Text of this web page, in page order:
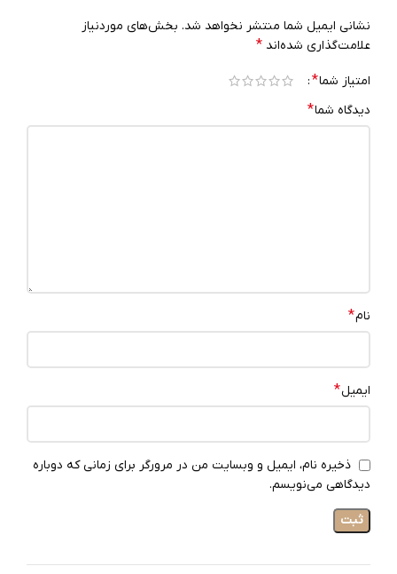
نشانی ایمیل شما منتشر نخواهد شد. بخش‌های موردنیاز
علامت‌گذاری شده‌اند *
امتیاز شما*
دیدگاه شما*
نام*
ایمیل*
ذخیره نام، ایمیل و وبسایت من در مرورگر برای زمانی که دوباره
دیدگاهی می‌نویسم.